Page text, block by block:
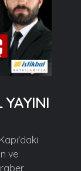
YAYINI
ve